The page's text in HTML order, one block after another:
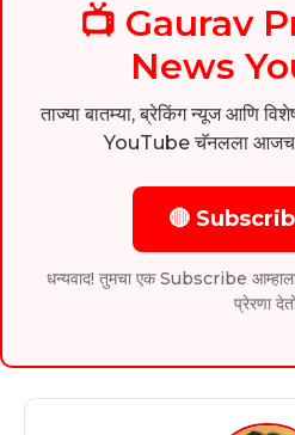
📺 Gaurav
News
ताज्या बातम्या, ब्रेकिंग न्यूज आणि
YouTube चॅनलला
🔴
धन्यवाद! तुमचा एक Subscribe आम्हाला
प्रेरणा